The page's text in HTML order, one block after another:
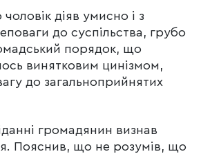
діяв умисно і з
до суспільства, грубо
порядок, що
винятковим цинізмом,
до загальноприйнятих
громадянин визнав
Пояснив, що не розумів, що